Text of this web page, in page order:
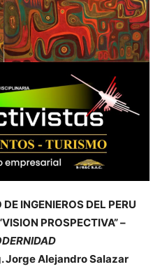
INGENIEROS DEL PERU
PROSPECTIVA” –
Jorge Alejandro Salazar